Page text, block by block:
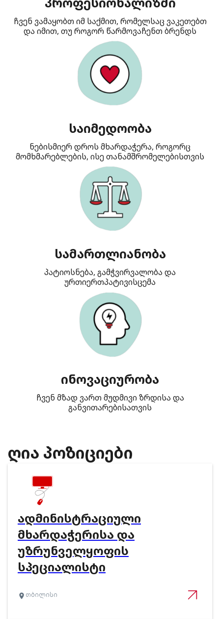
ჩვენ ვამაყობთ იმ საქმით, რომელსაც ვაკეთებთ
და იმით, თუ როგორ წარმოვაჩენთ ბრენდს
საიმედოობა
ნებისმიერ დროს მხარდაჭერა, როგორც
მომხმარებლების, ისე თანამშრომელებისთვის
სამართლიანობა
პატიოსნება, გამჭვირვალობა და
ურთიერთპატივისცემა
ინოვაციურობა
ჩვენ მზად ვართ მუდმივი ზრდისა და
განვითარებისათვის
ᲦᲘᲐ ᲞᲝᲖᲘᲪᲘᲔᲑᲘ
ᲐᲓᲛᲘᲜᲘᲡᲢᲠᲐᲪᲘᲣᲚᲘ
ᲛᲮᲐᲠᲓᲐᲭᲔᲠᲘᲡᲐ ᲓᲐ
ᲣᲖᲠᲣᲜᲕᲔᲚᲧᲝᲤᲘᲡ
ᲡᲞᲔᲪᲘᲐᲚᲘᲡᲢᲘ
თბილისი